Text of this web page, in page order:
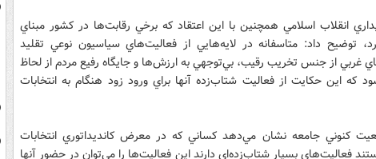
انقلاب اسلامي همچنين با اين اعتقاد كه برخي رقابت‌ها در كشور مبناي
توضيح داد: متاسفانه در لايه‌هايي از فعاليت‌هاي سياسيون نوعي تقليد
غربي از جنس تخريب رقيب، بي‌توجهي به ارزش‌ها و جايگاه رفيع مردم از لحاظ
كه اين حكايت از فعاليت شتاب‌زده آنها براي ورود زود هنگام به انتخابات
كنوني جامعه نشان مي‌دهد كساني كه در معرض كانديداتوري انتخابات
فعاليت‌هاي بسيار شتاب‌زده‌اي دارند اين فعاليت‌ها را مي‌توان در حضور آنها